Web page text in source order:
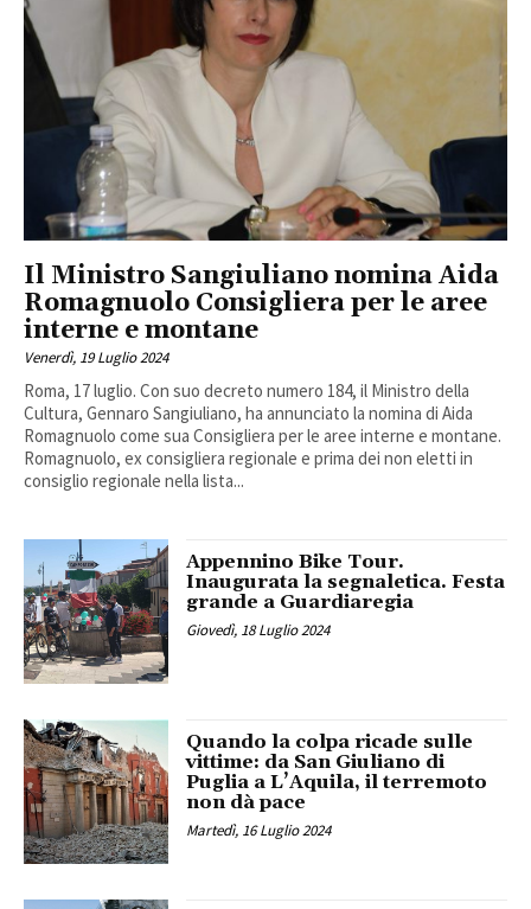
Il Ministro Sangiuliano nomina Aida
Romagnuolo Consigliera per le aree
interne e montane
Venerdì, 19 Luglio 2024
Roma, 17 luglio. Con suo decreto numero 184, il Ministro della
Cultura, Gennaro Sangiuliano, ha annunciato la nomina di Aida
Romagnuolo come sua Consigliera per le aree interne e montane.
Romagnuolo, ex consigliera regionale e prima dei non eletti in
consiglio regionale nella lista...
Appennino Bike Tour.
Inaugurata la segnaletica. Festa
grande a Guardiaregia
Giovedì, 18 Luglio 2024
Quando la colpa ricade sulle
vittime: da San Giuliano di
Puglia a L’Aquila, il terremoto
non dà pace
Martedì, 16 Luglio 2024